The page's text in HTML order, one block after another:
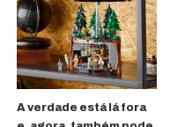
A verdade está lá fora